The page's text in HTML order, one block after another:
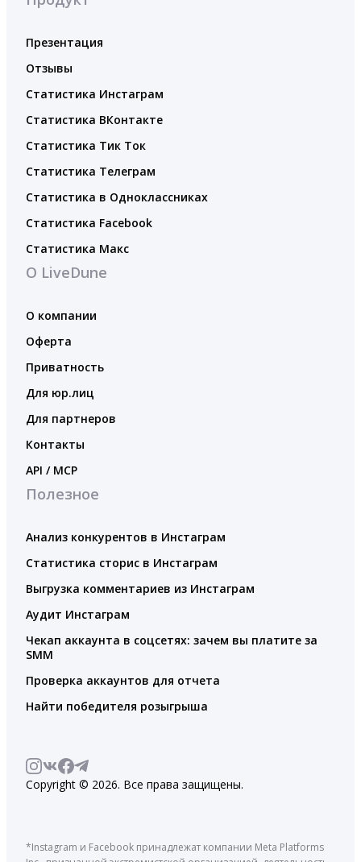
Презентация
Отзывы
Статистика Инстаграм
Статистика ВКонтакте
Статистика Тик Ток
Статистика Телеграм
Статистика в Одноклассниках
Статистика Facebook
Статистика Макс
О LiveDune
О компании
Оферта
Приватность
Для юр.лиц
Для партнеров
Контакты
API / MCP
Полезное
Анализ конкурентов в Инстаграм
Статистика сторис в Инстаграм
Выгрузка комментариев из Инстаграм
Аудит Инстаграм
Чекап аккаунта в соцсетях: зачем вы платите за
SMM
Проверка аккаунтов для отчета
Найти победителя розыгрыша
Copyright © 2026. Все права защищены.
*Instagram и Facebook принадлежат компании Meta Platforms